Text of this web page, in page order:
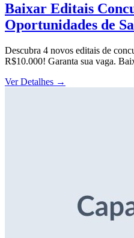
Baixar Editais
Oportunidades de
Descubra 4 novos editais de
R$10.000! Garanta sua vaga.
Ver Detalhes →